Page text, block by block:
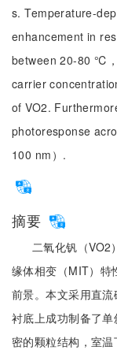
s. Temperature-
enhancement in
between 20-80 ℃
carrier
of VO2.
photoresponse
100 nm）.
摘要
二氧化钒（VO2
缘体相变（MIT）特
前景。本文采用直
衬底上成功制备了
密的颗粒结构，室